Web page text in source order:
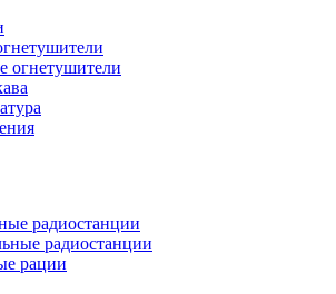
огнетушители
радиостанции
радиостанции
рации